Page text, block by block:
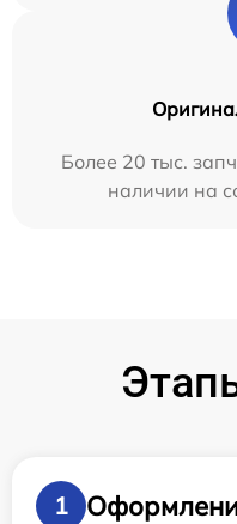
Более 20 тыс.
наличии на
1